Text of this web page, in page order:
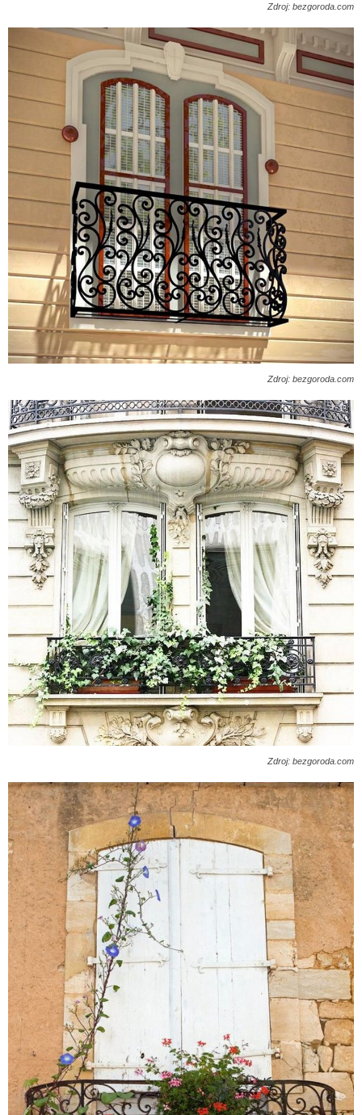
Zdroj: bezgoroda.com
Zdroj: bezgoroda.com
Zdroj: bezgoroda.com